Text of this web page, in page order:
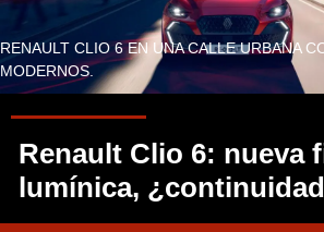
RENAULT CLIO 6 EN UNA CALLE URBANA
MODERNOS.
Renault Clio 6: nueva
lumínica,